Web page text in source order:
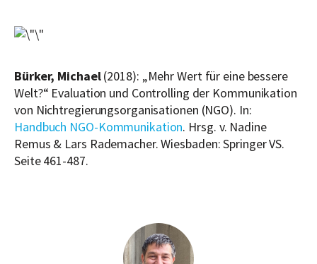
Bürker, Michael(2018): „Mehr Wert für eine bessere
Welt?“ Evaluation und Controlling der Kommunikation
von Nichtregierungsorganisationen (NGO). In:
Handbuch NGO-Kommunikation. Hrsg. v. Nadine
Remus & Lars Rademacher. Wiesbaden: Springer VS.
Seite 461-487.